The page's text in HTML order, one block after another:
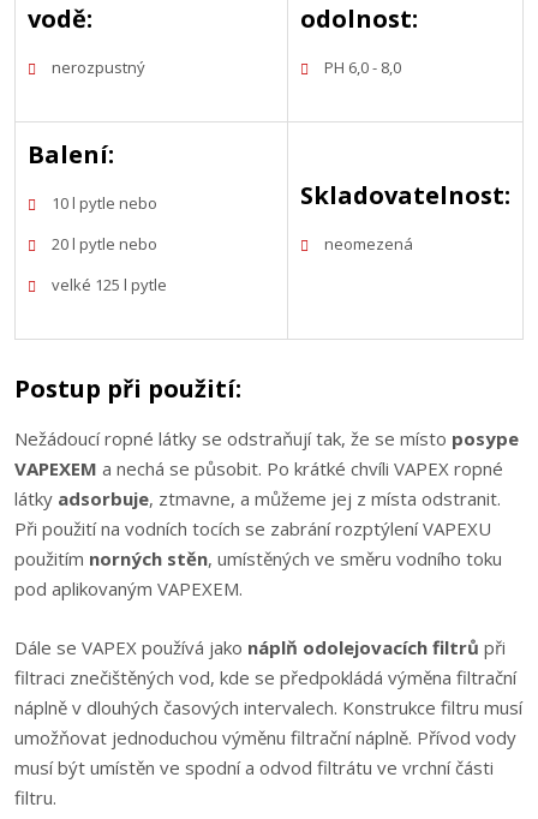
vodě:
nerozpustný
odolnost:
PH 6,0 - 8,0
Balení:
10 l pytle nebo
20 l pytle nebo
velké 125 l pytle
Skladovatelnost:
neomezená
Postup při použití:
Nežádoucí ropné látky se odstraňují tak, že se místo posype
VAPEXEM a nechá se působit. Po krátké chvíli VAPEX ropné
látky adsorbuje, ztmavne, a můžeme jej z místa odstranit.
Při použití na vodních tocích se zabrání rozptýlení VAPEXU
použitím norných stěn, umístěných ve směru vodního toku
pod aplikovaným VAPEXEM.
Dále se VAPEX používá jako náplň odolejovacích filtrů při
filtraci znečištěných vod, kde se předpokládá výměna filtrační
náplně v dlouhých časových intervalech. Konstrukce filtru musí
umožňovat jednoduchou výměnu filtrační náplně. Přívod vody
musí být umístěn ve spodní a odvod filtrátu ve vrchní části
filtru.